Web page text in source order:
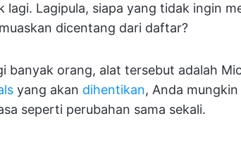
lagi. Lagipula, siapa yang tidak ingin
dicentang dari daftar?
banyak orang, alat tersebut adalah
yang akan dihentikan, Anda
seperti perubahan sama sekali.